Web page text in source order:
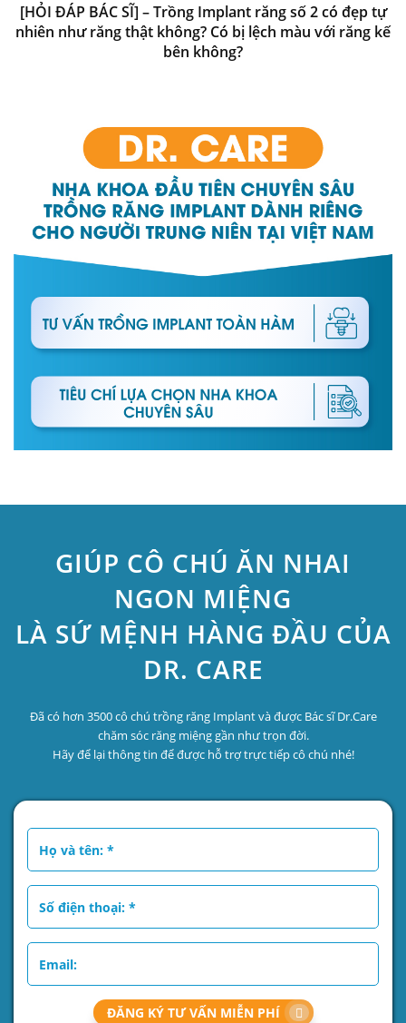
[HỎI ĐÁP BÁC SĨ] – Trồng Implant răng số 2 có đẹp tự
nhiên như răng thật không? Có bị lệch màu với răng kế
bên không?
GIÚP CÔ CHÚ ĂN NHAI
NGON MIỆNG
LÀ SỨ MỆNH HÀNG ĐẦU CỦA
DR. CARE
Đã có hơn 3500 cô chú trồng răng Implant và được Bác sĩ Dr.Care
chăm sóc răng miệng gần như trọn đời.
Hãy để lại thông tin để được hỗ trợ trực tiếp cô chú nhé!
ĐĂNG KÝ TƯ VẤN MIỄN PHÍ